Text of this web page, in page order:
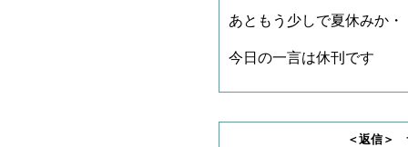
あともう少しで夏休みか
今日の一言は休刊です
＜返信＞ サノゲッ